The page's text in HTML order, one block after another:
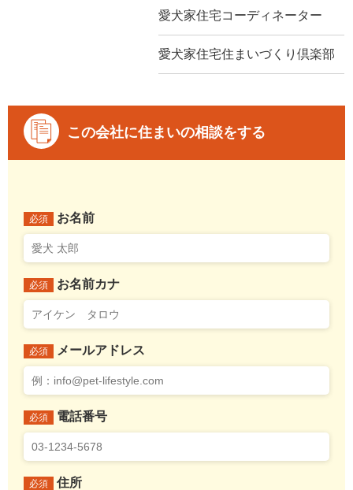
愛犬家住宅コーディネーター
愛犬家住宅住まいづくり倶楽部
この会社に住まいの相談をする
必須 お名前
必須 お名前カナ
必須 メールアドレス
必須 電話番号
必須 住所